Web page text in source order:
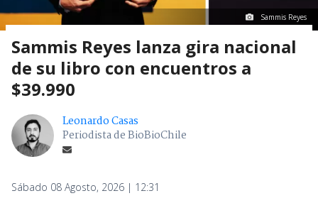
Sammis Reyes
Sammis Reyes lanza gira nacional
de su libro con encuentros a
$39.990
Leonardo Casas
Periodista de BioBioChile
Sábado 08 Agosto, 2026 | 12:31